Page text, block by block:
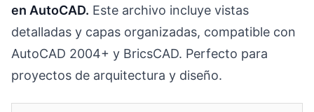
en AutoCAD. Este archivo incluye vistas
detalladas y capas organizadas, compatible con
AutoCAD 2004+ y BricsCAD. Perfecto para
proyectos de arquitectura y diseño.